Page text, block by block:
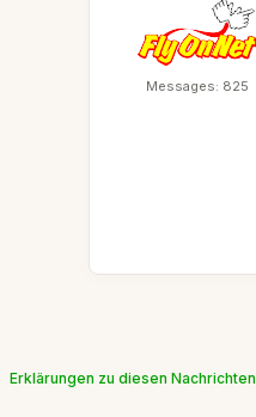
Messages: 825
Erklärungen zu diesen Nachrichten